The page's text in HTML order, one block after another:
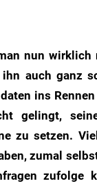
nun wirklich
auch ganz
ins
gelingt,
zu setzen.
zumal
zufolge